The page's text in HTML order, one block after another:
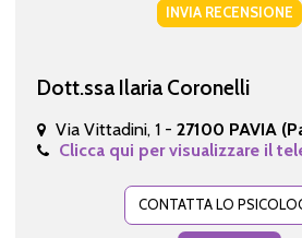
INVIA RECENSIONE
Dott.ssa Ilaria Coronelli
Via Vittadini, 1 - 27100 PAVIA
Clicca qui per visualizzare il
CONTATTA LO